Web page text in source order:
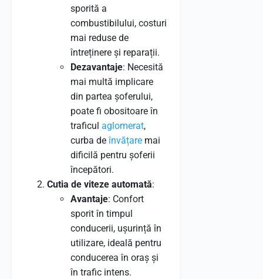
sporită a
combustibilului, costuri
mai reduse de
întreținere și reparații.
Dezavantaje: Necesită
mai multă implicare
din partea șoferului,
poate fi obositoare în
traficul aglomerat,
curba deînvățare mai
dificilă pentru șoferii
începători.
Cutia de viteze automată:
Avantaje: Confort
sporit în timpul
conducerii, ușurință în
utilizare, ideală pentru
conducerea în oraș și
în trafic intens.